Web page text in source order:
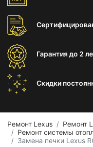
Гарантиядо 2
Скидки
Ремонт Lexus
Ремонт
Ремонт системы
Замена печки Lexus